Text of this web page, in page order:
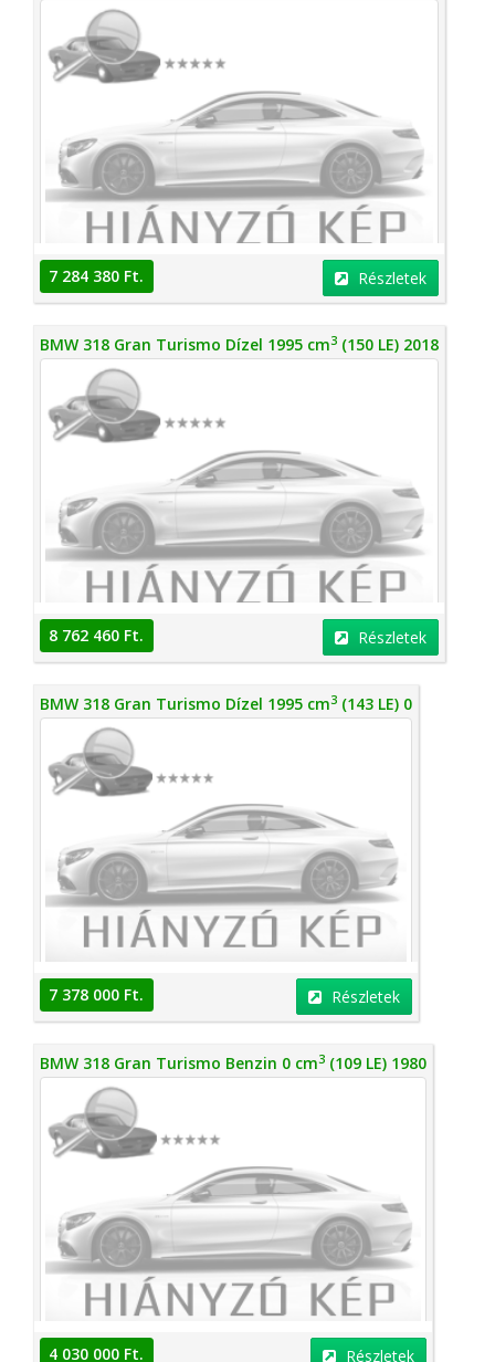
7 284 380 Ft. Részletek
BMW 318 Gran Turismo Dízel 1995 cm3 (150 LE) 2018
8 762 460 Ft. Részletek
BMW 318 Gran Turismo Dízel 1995 cm3 (143 LE) 0
7 378 000 Ft. Részletek
BMW 318 Gran Turismo Benzin 0 cm3 (109 LE) 1980
4 030 000 Ft. Részletek